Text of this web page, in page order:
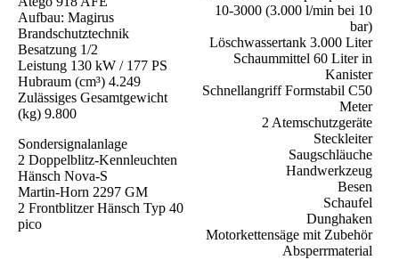
Aufbau: Magirus
Brandschutztechnik
Besatzung 1/2
Leistung 130 kW / 177 PS
Hubraum (cm³) 4.249
Zulässiges Gesamtgewicht
(kg) 9.800
Sondersignalanlage
2 Doppelblitz-Kennleuchten
Hänsch Nova-S
Martin-Horn 2297 GM
2 Frontblitzer Hänsch Typ 40
pico
10-3000 (3.000 l/min bei 10
bar)
Löschwassertank 3.000 Liter
Schaummittel 60 Liter in
Kanister
Schnellangriff Formstabil C50
Meter
2 Atemschutzgeräte
Steckleiter
Saugschläuche
Handwerkzeug
Besen
Schaufel
Dunghaken
Motorkettensäge mit Zubehör
Absperrmaterial